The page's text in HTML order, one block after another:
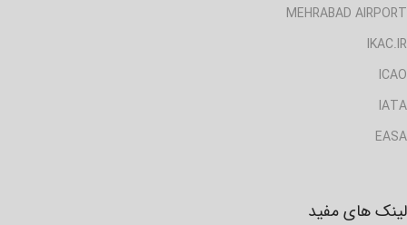
MEHRABAD AIRPORT
IKAC.IR
ICAO
IATA
EASA
لینک های مفید